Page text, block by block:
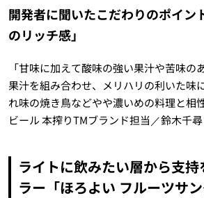
開発者に聞いたこだわりのポイン
のリッチ感」
「甘味に加えて酸味の強い果汁や苦味の
果汁を組み合わせ、メリハリの利いた味
れ味の焼き鳥などやや濃いめの料理と相
ビール 本搾りTMブランド担当／鈴木千尋
ライトに飲みたい層から支
ラー「ほろよい フルーツサン